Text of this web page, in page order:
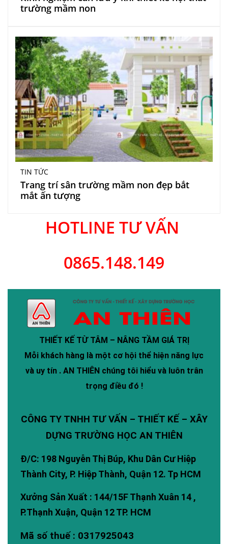
trường mầm non
TIN TỨC
Trang trí sân trường mầm non đẹp bắt
mắt ấn tượng
HOTLINE TƯ VẤN
0865.148.149
THIẾT KẾ TỪ TÂM – NÂNG TẦM GIÁ TRỊ
Mỗi khách hàng là một cơ hội thể hiện năng lực
và uy tín . AN THIÊNchúng tôi hiểu và luôn trân
trọng điều đó !
CÔNG TY TNHH TƯ VẤN – THIẾT KẾ – XÂY
DỰNG TRƯỜNG HỌC AN THIÊN
Đ/C: 198 Nguyễn Thị Búp, Khu Dân Cư Hiệp
Thành City, P. Hiệp Thành, Quận 12. Tp HCM
Xưởng Sản Xuất : 144/15F Thạnh Xuân 14 ,
P.Thạnh Xuận, Quận 12 TP. HCM
Mã số thuế : 0317925043